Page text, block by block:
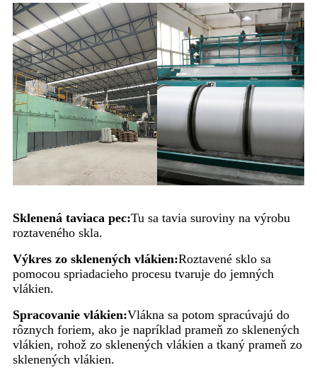
Sklenená taviaca pec:Tu sa tavia suroviny na výrobu
roztaveného skla.
Výkres zo sklenených vlákien:Roztavené sklo sa
pomocou spriadacieho procesu tvaruje do jemných
vlákien.
Spracovanie vlákien:Vlákna sa potom spracúvajú do
rôznych foriem, ako je napríklad prameň zo sklenených
vlákien, rohož zo sklenených vlákien a tkaný prameň zo
sklenených vlákien.